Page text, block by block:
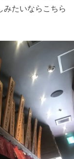
みたいならこちら